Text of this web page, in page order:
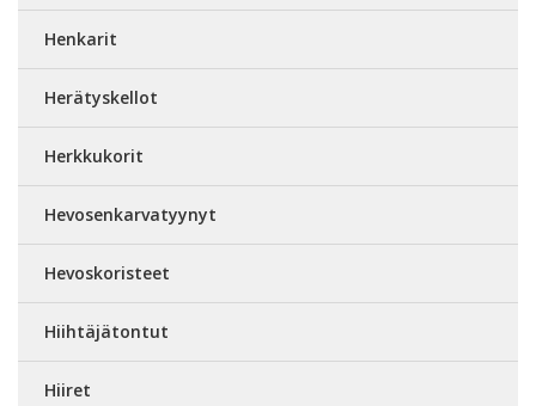
Henkarit
Herätyskellot
Herkkukorit
Hevosenkarvatyynyt
Hevoskoristeet
Hiihtäjätontut
Hiiret